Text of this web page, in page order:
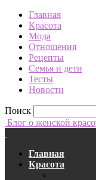
Главная
Красота
Мода
Отношения
Рецепты
Семья и дети
Тесты
Новости
Поиск
Блог о женской
Главная
Красота